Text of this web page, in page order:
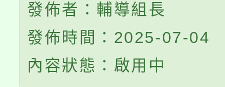
發佈者：輔導組長
發佈時間：2025-07-04
內容狀態：啟用中